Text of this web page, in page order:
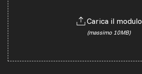
Carica il modulo
(massimo 10MB)